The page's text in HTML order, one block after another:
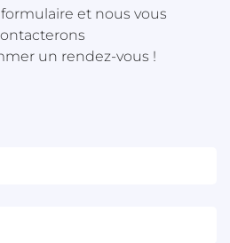
et nous vous
un rendez-vous !